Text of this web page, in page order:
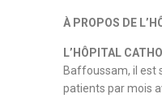
À PROPOS DE
L’HÔPITAL
Baffoussam, il est
patients par mois